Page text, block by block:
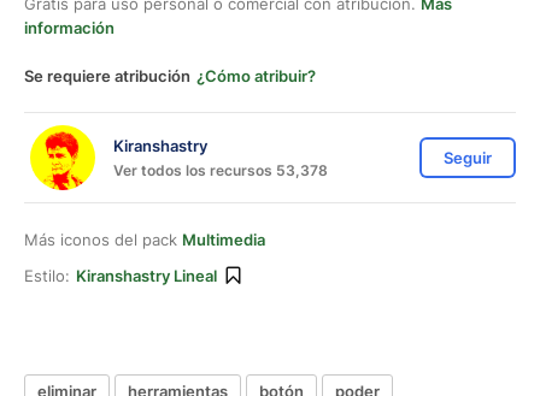
información
Se requiere atribución ¿Cómo atribuir?
Kiranshastry
Ver todos los recursos 53,378
Seguir
Más iconos del pack Multimedia
Estilo: Kiranshastry Lineal
eliminar herramientas botón
poder